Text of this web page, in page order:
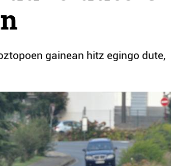
gainean hitz egingo dute,